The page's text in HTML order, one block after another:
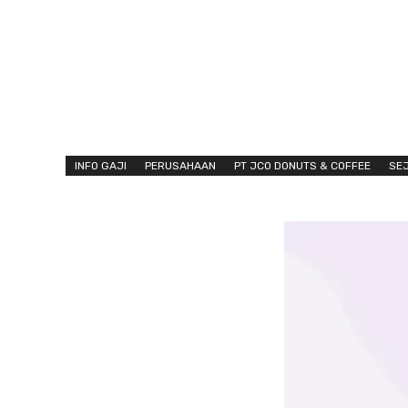
INFO GAJI PERUSAHAAN PT JCO DONUTS & COFFEE